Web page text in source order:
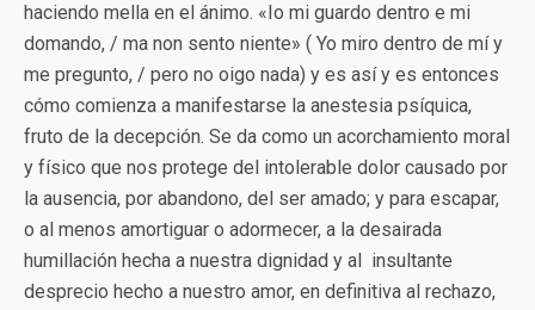
haciendo mella en el ánimo. «Io mi guardo dentro e mi
domando, / ma non sento niente» ( Yo miro dentro de mí y
me pregunto, / pero no oigo nada) y es así y es entonces
cómo comienza a manifestarse la anestesia psíquica,
fruto de la decepción. Se da como un acorchamiento moral
y físico que nos protege del intolerable dolor causado por
la ausencia, por abandono, del ser amado; y para escapar,
o al menos amortiguar o adormecer, a la desairada
humillación hecha a nuestra dignidad y al insultante
desprecio hecho a nuestro amor, en definitiva al rechazo,